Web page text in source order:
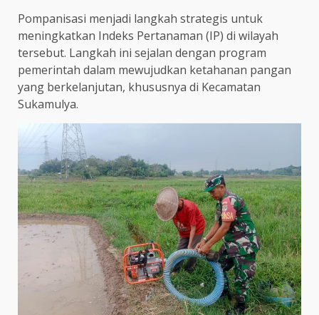
Pompanisasi menjadi langkah strategis untuk
meningkatkan Indeks Pertanaman (IP) di wilayah
tersebut. Langkah ini sejalan dengan program
pemerintah dalam mewujudkan ketahanan pangan
yang berkelanjutan, khususnya di Kecamatan
Sukamulya.